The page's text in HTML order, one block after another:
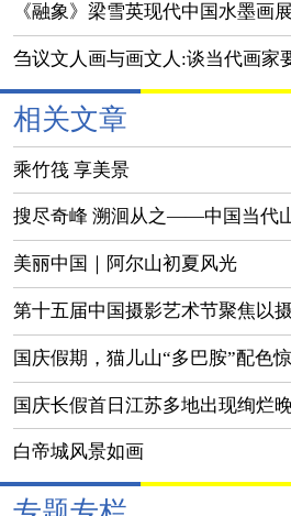
《融象》梁雪英现代中国水墨画
刍议文人画与画文人:谈当代画家
相关文章
乘竹筏 享美景
搜尽奇峰 溯洄从之——中国当代
美丽中国｜阿尔山初夏风光
第十五届中国摄影艺术节聚焦以
国庆假期，猫儿山“多巴胺”配色
国庆长假首日江苏多地出现绚烂
白帝城风景如画